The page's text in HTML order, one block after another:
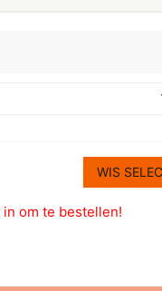
WIS
om te bestellen!